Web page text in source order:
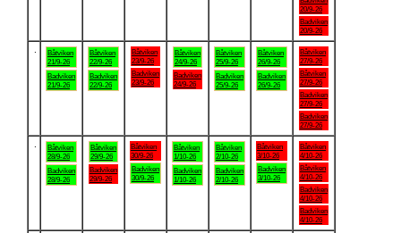
20/9-26
Badviken
20/9-26
Båtviken
21/9-26
Badviken
21/9-26
Båtviken
22/9-26
Badviken
22/9-26
Båtviken
23/9-26
Badviken
23/9-26
Båtviken
24/9-26
Badviken
24/9-26
Båtviken
25/9-26
Badviken
25/9-26
Båtviken
26/9-26
Badviken
26/9-26
Båtviken
27/9-26
Båtviken
27/9-26
Badviken
27/9-26
Badviken
27/9-26
Båtviken
28/9-26
Badviken
28/9-26
Båtviken
29/9-26
Badviken
29/9-26
Båtviken
30/9-26
Badviken
30/9-26
Båtviken
1/10-26
Badviken
1/10-26
Båtviken
2/10-26
Badviken
2/10-26
Båtviken
3/10-26
Badviken
3/10-26
Båtviken
4/10-26
Båtviken
4/10-26
Badviken
4/10-26
Badviken
4/10-26